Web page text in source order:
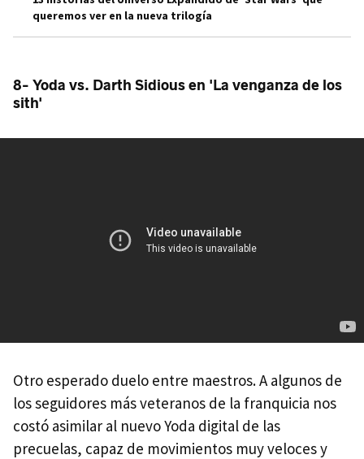
queremos ver en la nueva trilogía
8- Yoda vs. Darth Sidious en 'La venganza de los
sith'
Otro esperado duelo entre maestros. A algunos de
los seguidores más veteranos de la franquicia nos
costó asimilar al nuevo Yoda digital de las
precuelas, capaz de movimientos muy veloces y